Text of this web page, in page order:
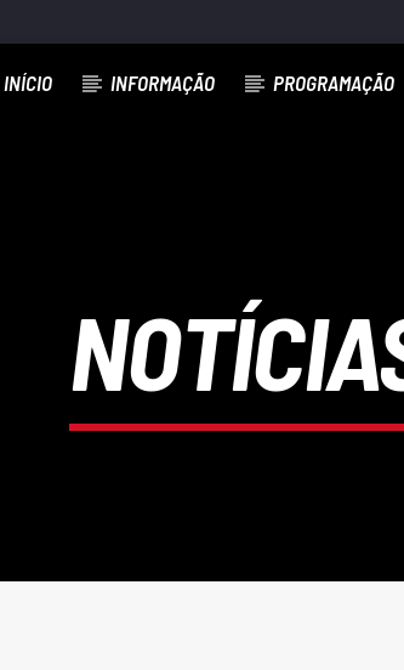
INÍCIO INFORMAÇÃO PROGRAMAÇÃO